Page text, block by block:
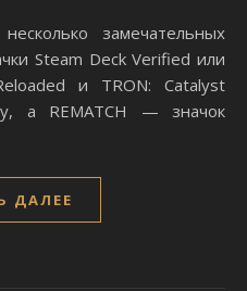
Steam Deck Verified или
и TRON: Catalyst
а REMATCH — значок
ДАЛЕЕ